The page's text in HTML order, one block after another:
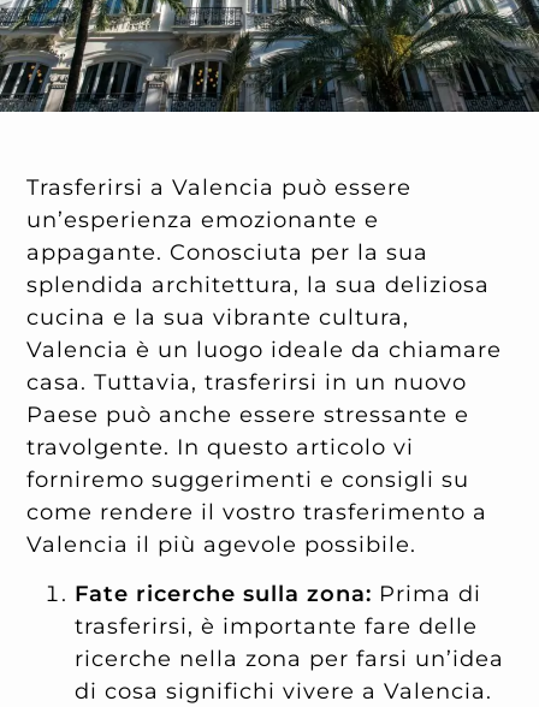
Trasferirsi a Valencia può essere
un’esperienza emozionante e
appagante. Conosciuta per la sua
splendida architettura, la sua deliziosa
cucina e la sua vibrante cultura,
Valencia è un luogo ideale da chiamare
casa. Tuttavia, trasferirsi in un nuovo
Paese può anche essere stressante e
travolgente. In questo articolo vi
forniremo suggerimenti e consigli su
come rendere il vostro trasferimento a
Valencia il più agevole possibile.
Fate ricerche sulla zona: Prima di
trasferirsi, è importante fare delle
ricerche nella zona per farsi un’idea
di cosa significhi vivere a Valencia.